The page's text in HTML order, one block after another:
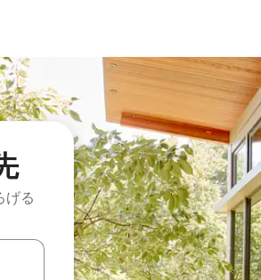
げる
て移動するか、画面をタッチまたはスワイ